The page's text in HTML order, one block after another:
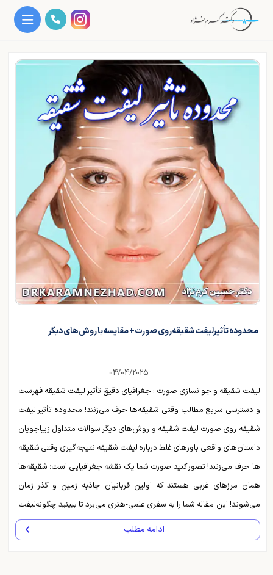
محدوده تأثیر لیفت شقیقه روی صورت + مقایسه با روش های دیگر
04/04/2025
لیفت شقیقه و جوانسازی صورت : جغرافیای دقیق تأثیر لیفت شقیقه فهرست
و دسترسی سریع مطالب وقتی شقیقه‌ها حرف می‌زنند! محدوده تأثیر لیفت
شقیقه روی صورت لیفت شقیقه و روش‌های دیگر سوالات متداول زیباجویان
داستان‌های واقعی باورهای غلط درباره لیفت شقیقه نتیجه‌گیری وقتی شقیقه
ها حرف می‌زنند! تصور کنید صورت شما یک نقشه جغرافیایی است؛ شقیقه‌ها
همان مرزهای غربی هستند که اولین قربانیان جاذبه زمین و گذر زمان
می‌شوند! این مقاله شما را به سفری علمی-هنری می‌برد تا ببینید چگونه لیفت
شقیقه زیر تیغ اساتیدی مانند دکتر کرم‌نژاد میتواند این مناطق ...
ادامه مطلب